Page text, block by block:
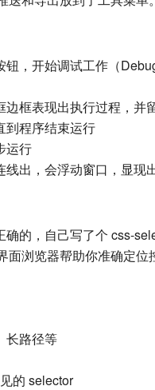
，开始调试工作（Debug
框表现出执行过程，并
到程序结束运行
运行
出，会浮动窗口，显现
的，自己写了个 css-
浏览器帮助你准确定位
长路径等
的 selector